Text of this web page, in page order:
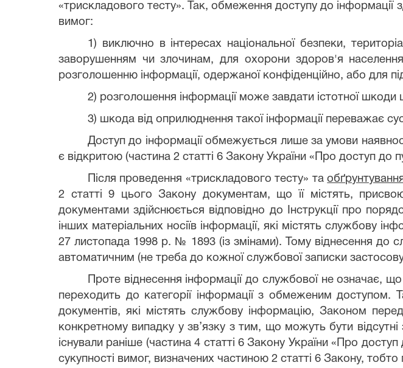
«трискладового тесту». Так, обмеження доступу до інформації
вимог:
1) виключно в інтересах національної безпеки,
заворушенням чи злочинам, для охорони здоров'я
розголошенню інформації, одержаної конфіденційно, або для
2) розголошення інформації може завдати істотної шкоди
3) шкода від оприлюднення такої інформації переважає
Доступ до інформації обмежується лише за умови
є відкритою (частина 2 статті 6 Закону України «Про доступ до
Після проведення «трискладового тесту» та
2 статті 9 цього Закону документам, що її містять,
документами здійснюється відповідно до Інструкції про
інших матеріальних носіїв інформації, які містять службову
27 листопада 1998 р. № 1893 (із змінами). Тому віднесення до
автоматичним (не треба до кожної службової записки
Проте віднесення інформації до службової не означає,
переходить до категорії інформації з обмеженим доступом.
документів, які містять службову інформацію, Законом
конкретному випадку у зв’язку з тим, що можуть бути відсутні
існували раніше (частина 4 статті 6 Закону України «Про
сукупності вимог, визначених частиною 2 статті 6 Закону,